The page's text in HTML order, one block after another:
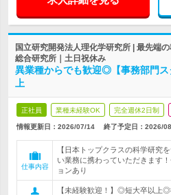
国立研究開発法人理化学研究所 | 最先端
総合研究所｜土日祝休み
異業種からでも歓迎◎【事務部門
上
正社員 業種未経験OK 完全週休2日制
情報更新日：2026/07/14 終了予定日： 2026/
仕事内容
【日本トップクラスの科学研究
い業務に携わっていただきます
ョンあり
【未経験歓迎！】◎短大卒以上